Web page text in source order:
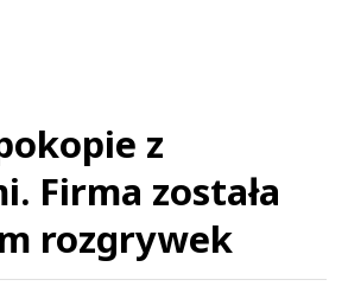
z
Firma została
rozgrywek